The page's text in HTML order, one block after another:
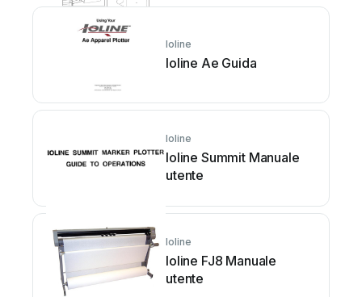
Ioline
Ioline Ae Guida
Ioline
Ioline Summit Manuale
utente
Ioline
Ioline FJ8 Manuale
utente